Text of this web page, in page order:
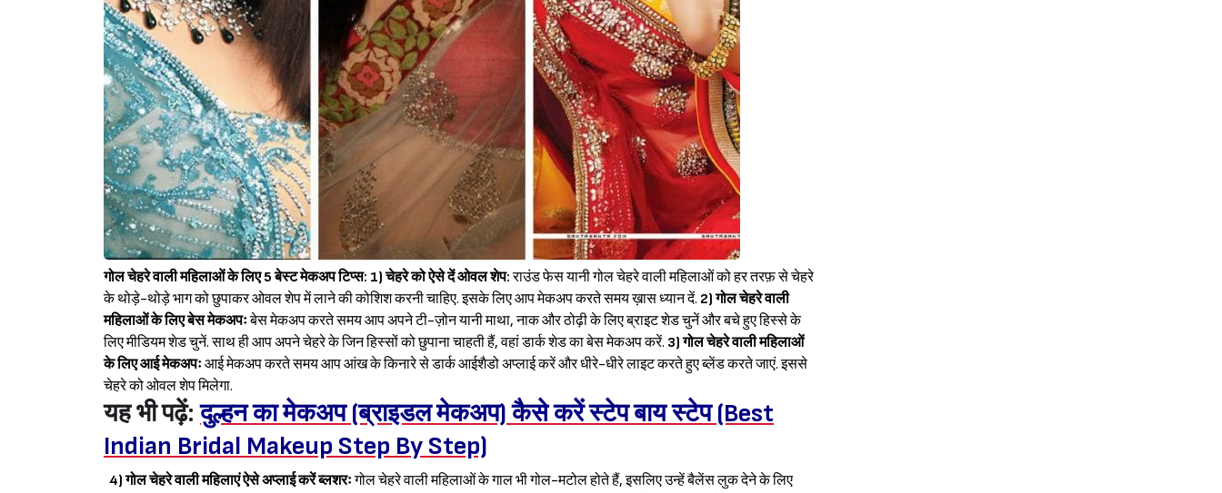
गोल चेहरे वाली महिलाओं के लिए 5 बेस्ट मेकअप टिप्स: 1) चेहरे को ऐसे दें ओवल शेप:राउंड फेस यानी गोल चेहरे वाली महिलाओं को हर तरफ़ से चेहरे
के थोड़े-थोड़े भाग को छुपाकर ओवल शेप में लाने की कोशिश करनी चाहिए. इसके लिए आप मेकअप करते समय ख़ास ध्यान दें. 2) गोल चेहरे वाली
महिलाओं के लिए बेस मेकअपःबेस मेकअप करते समय आप अपने टी-ज़ोन यानी माथा, नाक और ठोढ़ी के लिए ब्राइट शेड चुनें और बचे हुए हिस्से के
लिए मीडियम शेड चुनें. साथ ही आप अपने चेहरे के जिन हिस्सों को छुपाना चाहती हैं, वहां डार्क शेड का बेस मेकअप करें. 3) गोल चेहरे वाली महिलाओं
के लिए आई मेकअपःआई मेकअप करते समय आप आंख के किनारे से डार्क आईशैडो अप्लाई करें और धीरे-धीरे लाइट करते हुए ब्लेंड करते जाएं. इससे
चेहरे को ओवल शेप मिलेगा.
यह भी पढ़ें:दुल्हन का मेकअप (ब्राइडल मेकअप) कैसे करें स्टेप बाय स्टेप (Best
Indian Bridal Makeup Step By Step)
4) गोल चेहरे वाली महिलाएं ऐसे अप्लाई करें ब्लशरःगोल चेहरे वाली महिलाओं के गाल भी गोल-मटोल होते हैं, इसलिए उन्हें बैलेंस लुक देने के लिए